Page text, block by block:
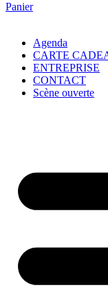
Panier
Agenda
CARTE
ENTREPRISE
CONTACT
Scène ouverte